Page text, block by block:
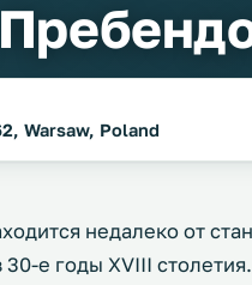
Warsaw, Poland
недалеко от
е годы XVIII